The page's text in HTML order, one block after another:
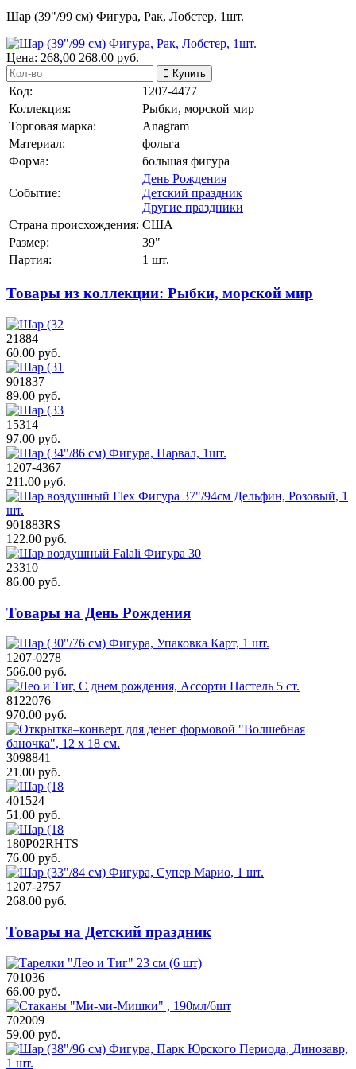
Шар (39"/99 см) Фигура, Рак, Лобстер, 1шт.
Цена: 268,00 268.00 руб.
Купить
Код:
1207-4477
Коллекция:
Рыбки, морской мир
Торговая марка:
Anagram
Материал:
фольга
Форма:
большая фигура
Событие:
День Рождения
Детский праздник
Другие праздники
Страна происхождения: США
Размер:
39"
Партия:
1 шт.
Товары из коллекции: Рыбки, морской мир
21884
60.00 руб.
901837
89.00 руб.
15314
97.00 руб.
1207-4367
211.00 руб.
901883RS
122.00 руб.
23310
86.00 руб.
Товары на День Рождения
1207-0278
566.00 руб.
8122076
970.00 руб.
3098841
21.00 руб.
401524
51.00 руб.
180P02RHTS
76.00 руб.
1207-2757
268.00 руб.
Товары на Детский праздник
701036
66.00 руб.
702009
59.00 руб.